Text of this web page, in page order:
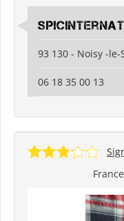
93 130 - Noisy -le-
06 18 35 00 13
France